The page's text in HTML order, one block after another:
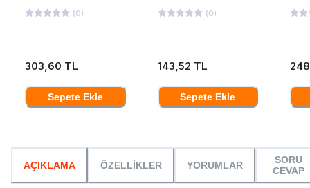
(0)
303,60 TL
Sepete Ekle
(0)
143,52 TL
Sepete Ekle
AÇIKLAMA ÖZELLİKLER YORUMLAR
SORU
CEVAP